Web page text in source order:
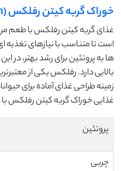
خوراک گربه کیتن رفلکس (reflex kitten) با طعم مرغ و برنج
غذای گربه کیتن رفلکس با طعم
است تا متناسب با نیازهای تغذیه
ها به پروتئین برای رشد بهتر، در
بالایی دارد. رفلکس یکی از
زمینه طراحی غذای آماده برای
غذایی خوراک گربه کیتن رفلکس با
پروتئین
چربی